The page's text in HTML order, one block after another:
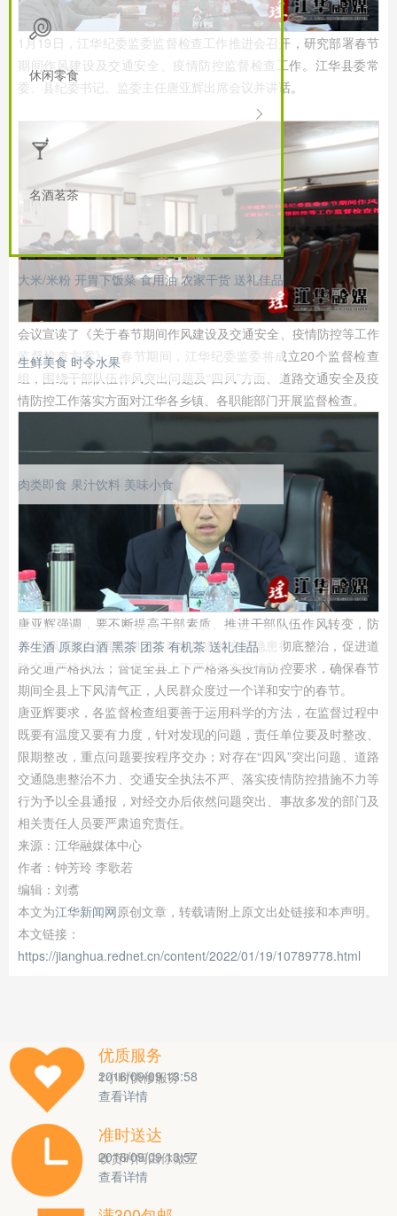
休闲零食
名酒茗茶
大米/米粉 开胃下饭菜 食用油 农家干货 送礼佳品
生鲜美食 时令水果
肉类即食 果汁饮料 美味小食
养生酒 原浆白酒 黑茶 团茶 有机茶 送礼佳品
1月19日，江华纪委监委监督检查工作推进会召开，研究部署春节
期间作风建设及交通安全、疫情防控监督检查工作。江华县委常
委、县纪委书记、监委主任唐亚辉出席会议并讲话。
会议宣读了《关于春节期间作风建设及交通安全、疫情防控等工作
监督检查方案》。春节期间，江华纪委监委将成立20个监督检查
组，围绕干部队伍作风突出问题及“四风”方面、道路交通安全及疫
情防控工作落实方面对江华各乡镇、各职能部门开展监督检查。
唐亚辉强调，要不断提高干部素质、推进干部队伍作风转变，防
止“四风”问题反弹回潮；推动各类道路交通隐患彻底整治，促进道
路交通严格执法；督促全县上下严格落实疫情防控要求，确保春节
期间全县上下风清气正，人民群众度过一个详和安宁的春节。
唐亚辉要求，各监督检查组要善于运用科学的方法，在监督过程中
既要有温度又要有力度，针对发现的问题，责任单位要及时整改、
限期整改，重点问题要按程序交办；对存在“四风”突出问题、道路
交通隐患整治不力、交通安全执法不严、落实疫情防控措施不力等
行为予以全县通报，对经交办后依然问题突出、事故多发的部门及
相关责任人员要严肃追究责任。
来源：江华融媒体中心
作者：钟芳玲 李歌若
编辑：刘翥
本文为江华新闻网原创文章，转载请附上原文出处链接和本声明。
本文链接：
https://jianghua.rednet.cn/content/2022/01/19/10789778.html
优质服务
2016/09/09 13:58
1小时快修服务
查看详情
准时送达
2016/09/09 13:57
收货时间由你做主
查看详情